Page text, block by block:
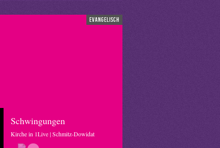
evangelisch
Schwingungen
Kirche in 1Live | Schmitz-Dowidat